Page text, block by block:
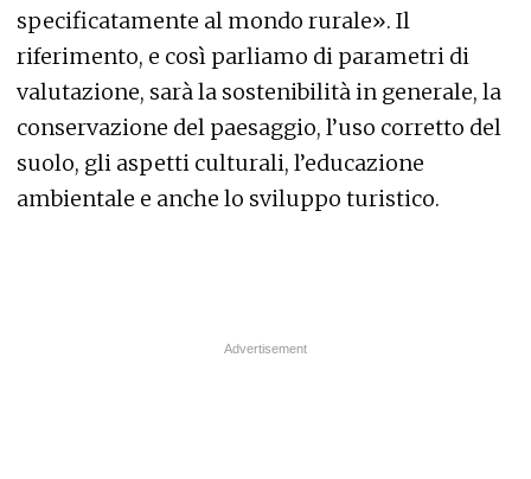
specificatamente al mondo rurale». Il
riferimento, e così parliamo di parametri di
valutazione, sarà la sostenibilità in generale, la
conservazione del paesaggio, l’uso corretto del
suolo, gli aspetti culturali, l’educazione
ambientale e anche lo sviluppo turistico.